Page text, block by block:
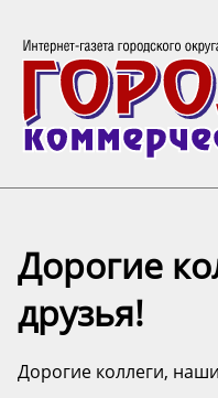
Дорогие
друзья!
Дорогие коллеги,